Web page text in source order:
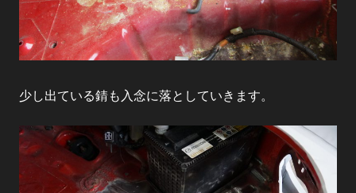
少し出ている錆も入念に落としていきます。